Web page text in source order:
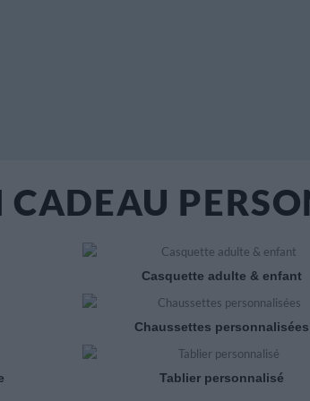
CADEAU
Casquette adulte & enfant
Chaussettes personnalisées
Tablier personnalisé